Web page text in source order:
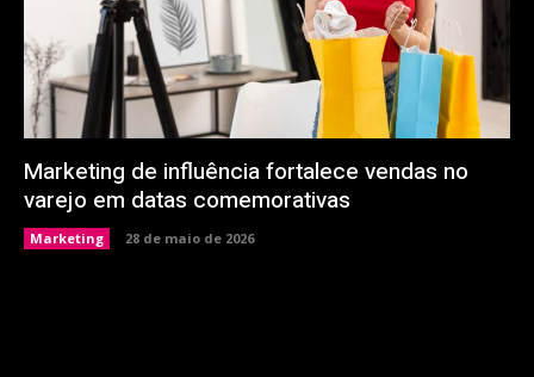
Marketing de influência fortalece vendas no
varejo em datas comemorativas
Marketing 28 de maio de 2026